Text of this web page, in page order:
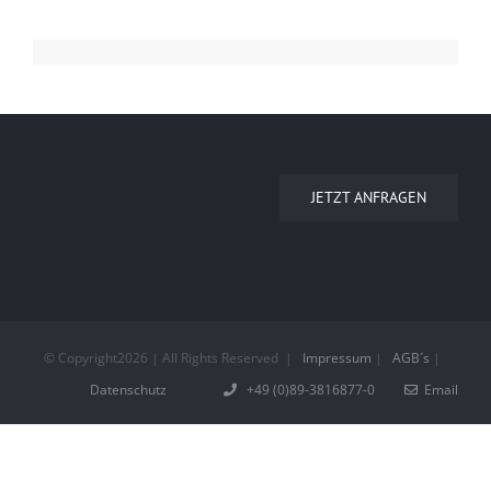
JETZT ANFRAGEN
© Copyright2026 | All Rights Reserved | Impressum | AGB´s |
Datenschutz
+49 (0)89-3816877-0 Email